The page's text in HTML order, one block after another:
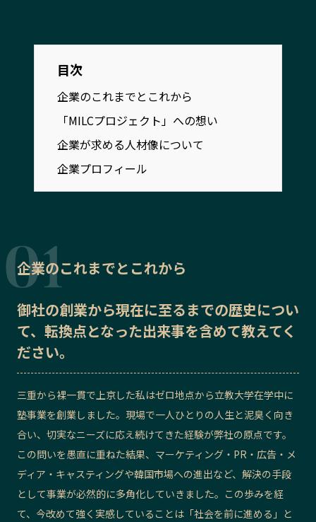
カテゴリから探す
特集コンテンツ
地域を代表する 企業100選
プレスリリース
行政連携記事
MILCプロジェクト
Sporkle
「人」から探す
記事ライター アンバサダー
目次
企業のこれまでとこれから
「MILCプロジェクト」への想い
企業が求める人材像について
企業プロフィール
企業のこれまでとこれから
御社の創業から現在に至るまでの歴史につい
て、転換点となった出来事を含めて教えてく
ださい。
三重から裸一貫で上京した私はゼロ地点から立教大学在学中に
塾事業を創業しました。現場で一人ひとりの人生と泥臭く向き
合い、切実なニーズに応え続けてきた経験が弊社の原点です。
この問いを愚直に重ねた結果、マーケティング・PR・広告・メ
ディア・キャスティングや韓国市場への進出など、解決の手段
として事業が必然的に多角化していきました。この歩みを経
て、今改めて強く実感していることは「社会を前に進める」と